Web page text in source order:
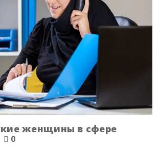
женщины в сфере
0